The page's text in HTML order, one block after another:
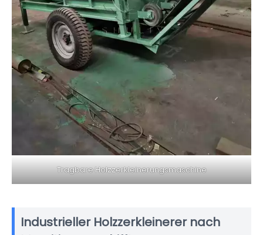
Tragbare Holzzerkleinerungsmaschine
Industrieller Holzzerkleinerer nach